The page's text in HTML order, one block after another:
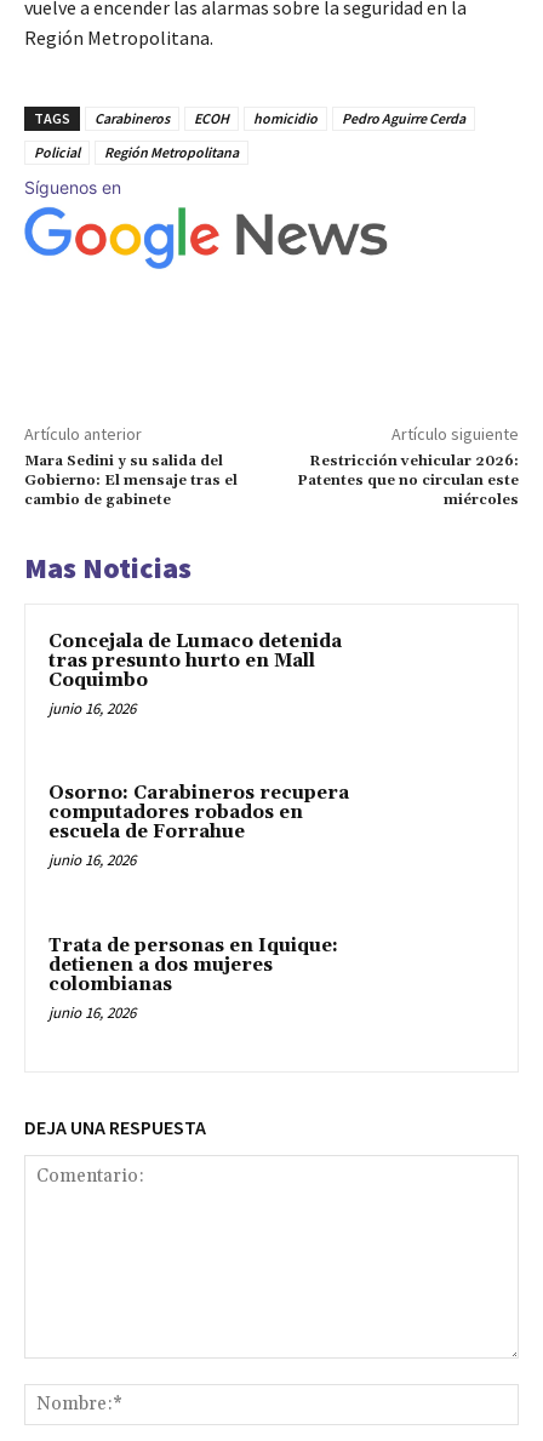
vuelve a encender las alarmas sobre la seguridad en la
Región Metropolitana.
TAGS Carabineros ECOH homicidio
Pedro Aguirre Cerda
Policial
Región Metropolitana
Síguenos en
Artículo anterior
Mara Sedini y su salida del
Gobierno: El mensaje tras el
cambio de gabinete
Artículo siguiente
Restricción vehicular 2026:
Patentes que no circulan este
miércoles
Mas Noticias
Concejala de Lumaco detenida
tras presunto hurto en Mall
Coquimbo
junio 16, 2026
Osorno: Carabineros recupera
computadores robados en
escuela de Forrahue
junio 16, 2026
Trata de personas en Iquique:
detienen a dos mujeres
colombianas
junio 16, 2026
DEJA UNA RESPUESTA